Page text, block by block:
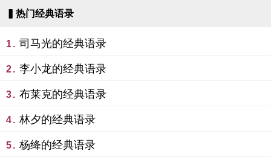
▍热门经典语录
1. 司马光的经典语录
2. 李小龙的经典语录
3. 布莱克的经典语录
4. 林夕的经典语录
5. 杨绛的经典语录